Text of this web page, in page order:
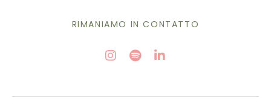
RIMANIAMO IN CONTATTO